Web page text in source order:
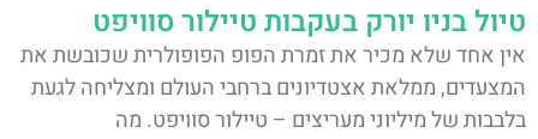
טיול בניו יורק בעקבות טיילור סוויפט
אין אחד שלא מכיר את זמרת הפופ הפופולרית שכובשת את
המצעדים, ממלאת אצטדיונים ברחבי העולם ומצליחה לגעת
בלבבות של מיליוני מעריצים – טיילור סוויפט. מה